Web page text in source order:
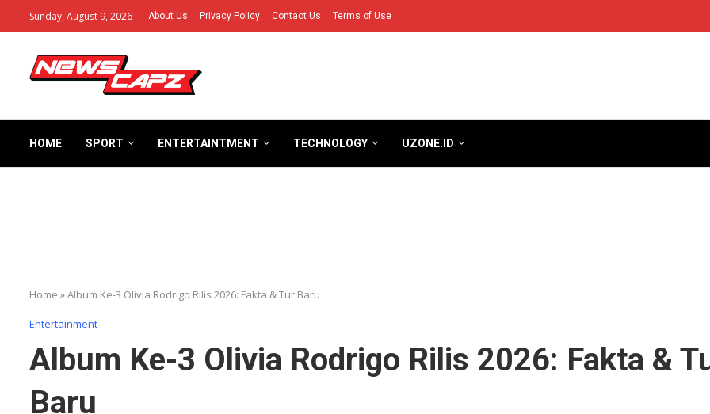
Sunday, August 9, 2026 About Us Privacy Policy Contact Us Terms of Use
HOME SPORT ENTERTAINTMENT TECHNOLOGY UZONE.ID
Home »Album Ke-3 Olivia Rodrigo Rilis 2026: Fakta & Tur Baru
Entertainment
Album Ke-3 Olivia Rodrigo Rilis 2026: Fakta &
Baru